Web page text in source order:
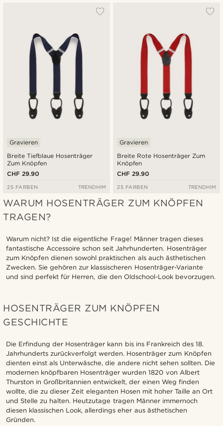
Breite Tiefblaue Hosenträger
Zum Knöpfen
Gravieren
CHF 29.90
25 FARBEN TRENDHIM
Breite Rote Hosenträger Zum
Knöpfen
Gravieren
CHF 29.90
25 FARBEN TRENDHIM
WARUM HOSENTRÄGER ZUM KNÖPFEN
TRAGEN?
Warum nicht? Ist die eigentliche Frage! Männer tragen dieses
fantastische Accessoire schon seit Jahrhunderten. Hosenträger
zum Knöpfen dienen sowohl praktischen als auch ästhetischen
Zwecken. Sie gehören zur klassischeren Hosenträger-Variante
und sind perfekt für Herren, die den Oldschool-Look bevorzugen.
HOSENTRÄGER ZUM KNÖPFEN
GESCHICHTE
Die Erfindung der Hosenträger kann bis ins Frankreich des 18.
Jahrhunderts zurückverfolgt werden. Hosenträger zum Knöpfen
dienten einst als Unterwäsche, die andere nicht sehen sollten. Die
modernen knöpfbaren Hosenträger wurden 1820 von Albert
Thurston in Großbritannien entwickelt, der einen Weg finden
wollte, die zu dieser Zeit eleganten Hosen mit hoher Taille an Ort
und Stelle zu halten. Heutzutage tragen Männer immernoch
diesen klassischen Look, allerdings eher aus ästhetischen
Gründen.